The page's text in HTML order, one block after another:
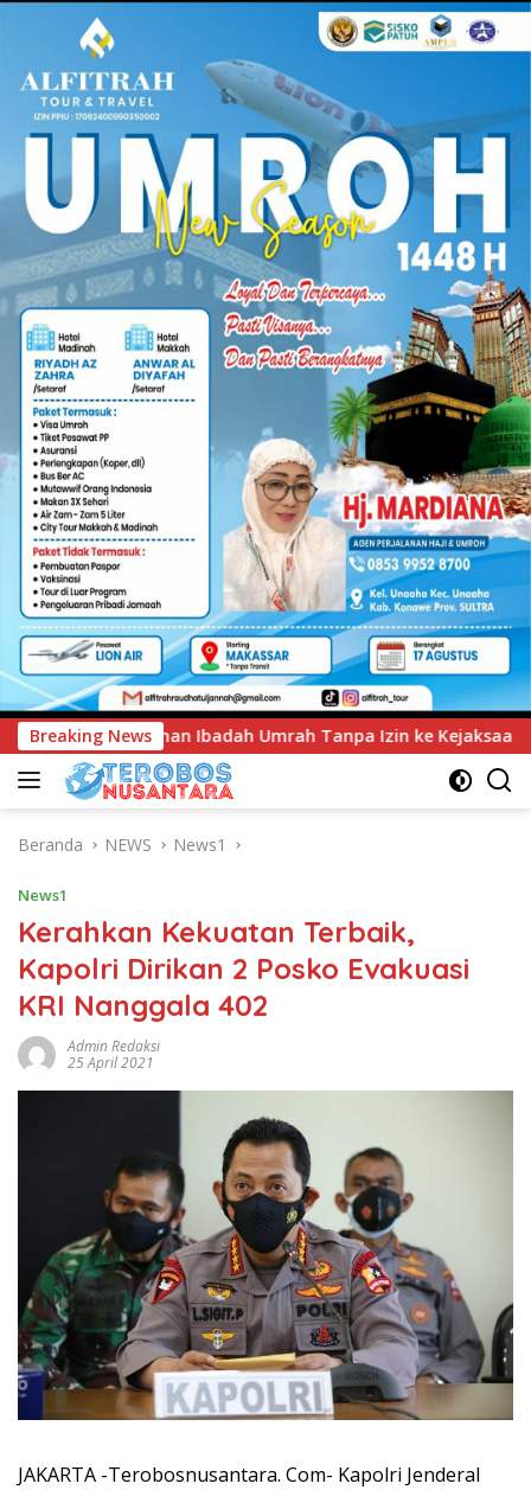
Breaking News
Tanpa Izin ke Kejaksaan UNIMEN Tambah Delapan
Beranda NEWS News1
News1
Kerahkan Kekuatan Terbaik,
Kapolri Dirikan 2 Posko Evakuasi
KRI Nanggala 402
Admin Redaksi
25 April 2021
JAKARTA -Terobosnusantara. Com- Kapolri Jenderal